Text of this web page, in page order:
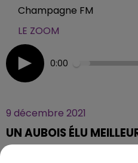
Champagne FM
LE ZOOM
0:00
9 décembre 2021
UN AUBOIS ÉLU